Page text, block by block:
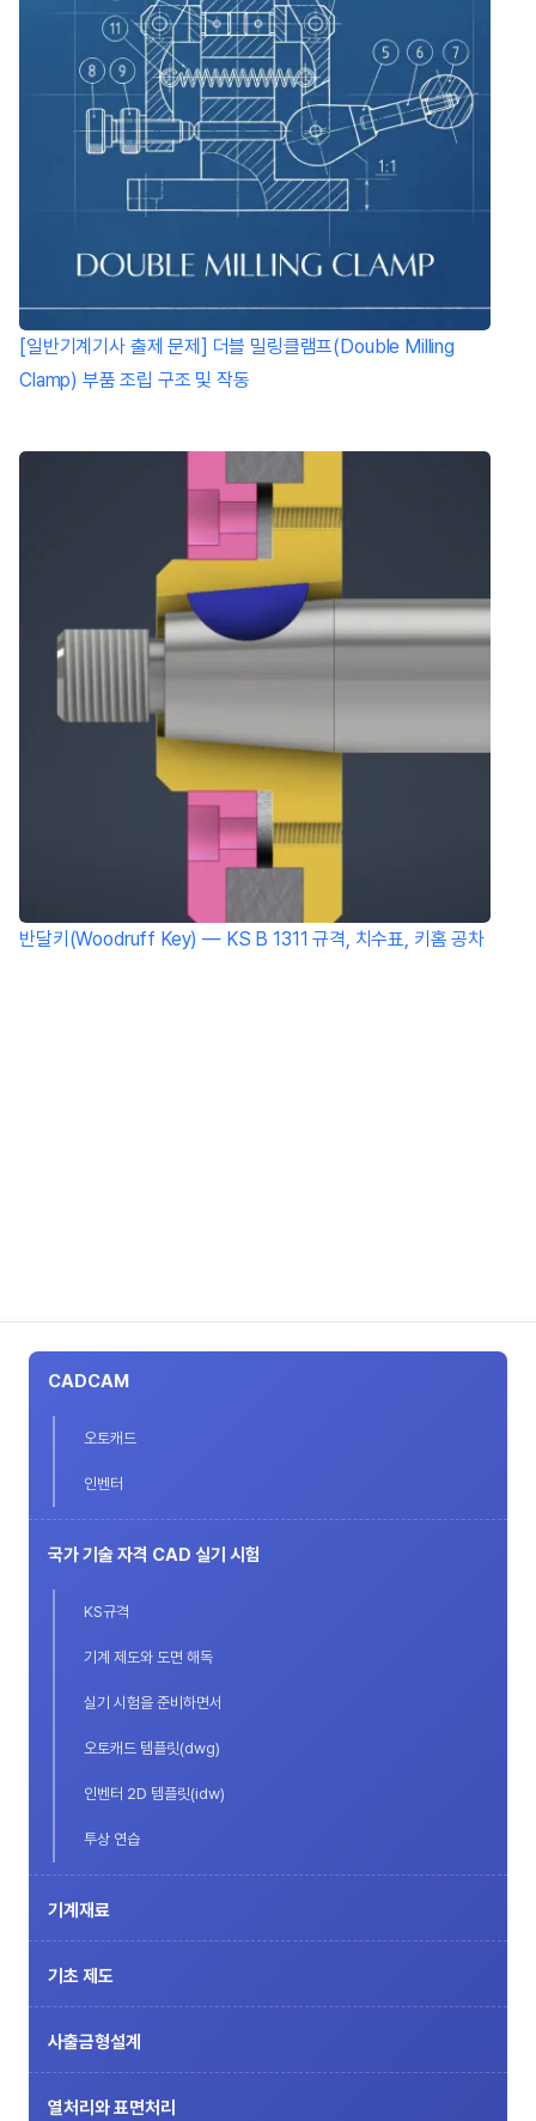
[일반기계기사 출제 문제] 더블 밀링클램프(Double Milling
Clamp) 부품 조립 구조 및 작동
반달키(Woodruff Key) — KS B 1311 규격, 치수표, 키홈 공차
CADCAM
오토캐드
인벤터
국가 기술 자격 CAD 실기 시험
KS규격
기계 제도와 도면 해독
실기 시험을 준비하면서
오토캐드 템플릿(dwg)
인벤터 2D 템플릿(idw)
투상 연습
기계재료
기초 제도
사출금형설계
열처리와 표면처리